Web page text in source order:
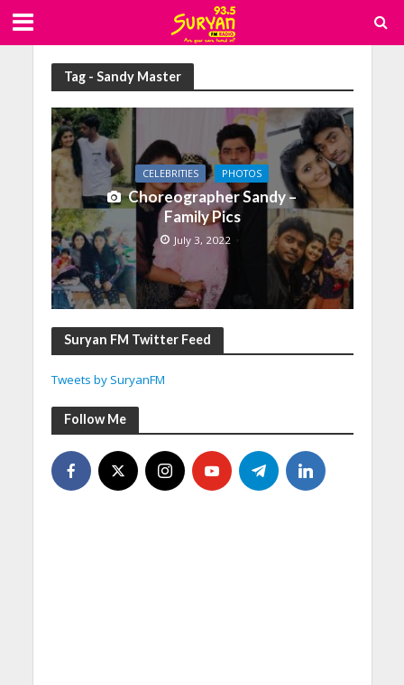
Tag - Sandy Master
CELEBRITIES PHOTOS
Choreographer Sandy –
Family Pics
July 3, 2022
Suryan FM Twitter Feed
Tweets by SuryanFM
Follow Me